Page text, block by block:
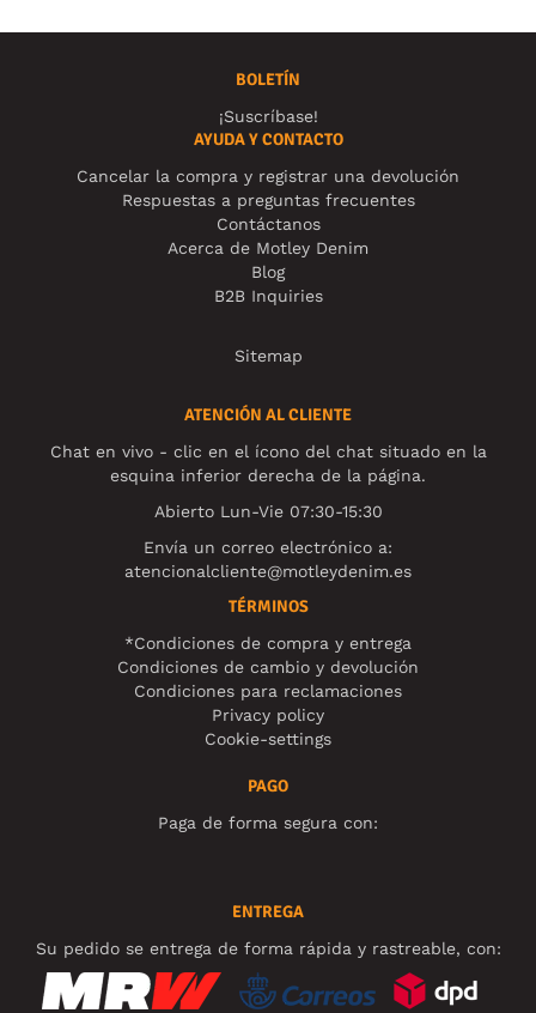
BOLETÍN
¡Suscríbase!
AYUDA Y CONTACTO
Cancelar la compra y registrar una devolución
Respuestas a preguntas frecuentes
Contáctanos
Acerca de Motley Denim
Blog
B2B Inquiries
Sitemap
ATENCIÓN AL CLIENTE
Chat en vivo - clic en el ícono del chat situado en la
esquina inferior derecha de la página.
Abierto Lun-Vie 07:30-15:30
Envía un correo electrónico a:
atencionalcliente@motleydenim.es
TÉRMINOS
*Condiciones de compra y entrega
Condiciones de cambio y devolución
Condiciones para reclamaciones
Privacy policy
Cookie-settings
PAGO
Paga de forma segura con:
ENTREGA
Su pedido se entrega de forma rápida y rastreable, con: